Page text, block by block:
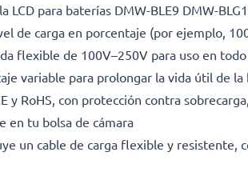
para baterías DMW-BLE9 DMW-
de carga en porcentaje (por ejemplo,
flexible de 100V–250V para uso en
variable para prolongar la vida útil de la
y RoHS, con protección contra
en tu bolsa de cámara
un cable de carga flexible y resistente,